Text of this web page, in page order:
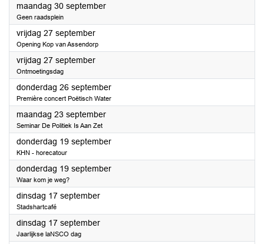
maandag 30 september2024
Geen raadsplein
vrijdag 27 september2024
Opening Kop van Assendorp
vrijdag 27 september2024
Ontmoetingsdag
donderdag 26 september2024
Première concert Poëtisch Water
maandag 23 september2024
Seminar De Politiek Is Aan Zet
donderdag 19 september2024
KHN - horecatour
donderdag 19 september2024
Waar kom je weg?
dinsdag 17 september2024
Stadshartcafé
dinsdag 17 september2024
Jaarlijkse laNSCO dag